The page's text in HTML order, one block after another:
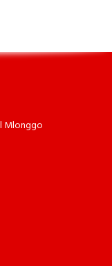
Mlonggo